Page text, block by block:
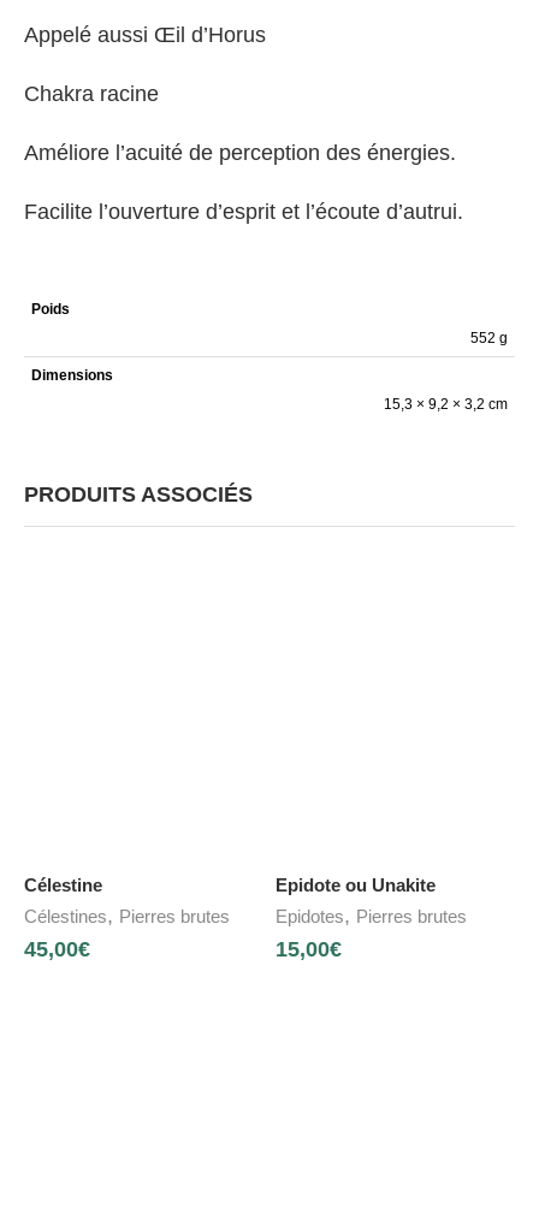
Appelé aussi Œil d’Horus
Chakra racine
Améliore l’acuité de perception des énergies.
Facilite l’ouverture d’esprit et l’écoute d’autrui.
Poids
552 g
Dimensions
15,3 × 9,2 × 3,2 cm
PRODUITS ASSOCIÉS
Célestine
Célestines, Pierres brutes
45,00€
Epidote ou Unakite
Epidotes, Pierres brutes
15,00€